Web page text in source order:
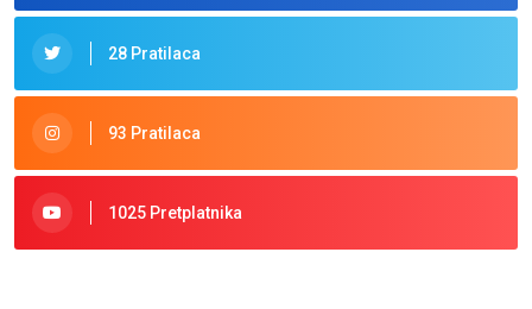
28 Pratilaca
93 Pratilaca
1025 Pretplatnika